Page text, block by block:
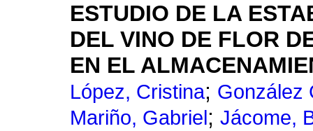
ESTUDIO DE LA
DEL VINO DE FLOR
EN EL
López, Cristina; González
Mariño, Gabriel ; Jácome,